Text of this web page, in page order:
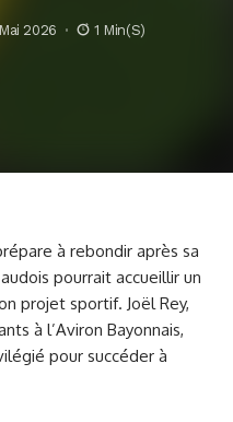
2026 1 Min(s)
à rebondir après sa
pourrait accueillir un
projet sportif. Joël Rey,
à l’Aviron Bayonnais,
pour succéder à